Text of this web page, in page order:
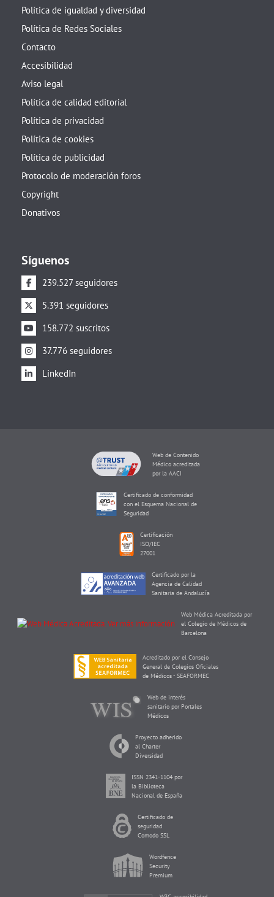
Política de igualdad y diversidad
Política de Redes Sociales
Contacto
Accesibilidad
Aviso legal
Política de calidad editorial
Política de privacidad
Política de cookies
Política de publicidad
Protocolo de moderación foros
Copyright
Donativos
Síguenos
239.527 seguidores
5.391 seguidores
158.772 suscritos
37.776 seguidores
LinkedIn
Web de Contenido
Médico acreditada
por la AACI
Certificado de conformidad
con el Esquema Nacional de
Seguridad
Certificación
ISO/IEC
27001
Certificado por la
Agencia de Calidad
Sanitaria de Andalucía
Web Médica Acreditada por
el Colegio de Médicos de
Barcelona
Acreditado por el Consejo
General de Colegios Oficiales
de Médicos - SEAFORMEC
Web de interés
sanitario por Portales
Médicos
Proyecto adherido
al Charter
Diversidad
ISSN 2341-1104 por
la Biblioteca
Nacional de España
Certificado de
seguridad
Comodo SSL
Wordfence
Security
Premium